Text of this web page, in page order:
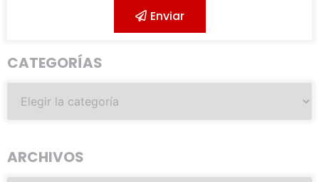
Enviar
CATEGORÍAS
ARCHIVOS